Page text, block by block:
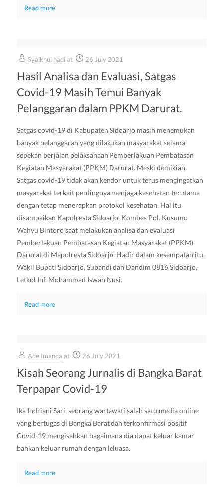
Read more
Syaikhul hadi at 26 July 2021
Hasil Analisa dan Evaluasi, Satgas
Covid-19 Masih Temui Banyak
Pelanggaran dalam PPKM Darurat.
Satgas covid-19 di Kabupaten Sidoarjo masih menemukan
banyak pelanggaran yang dilakukan masyarakat selama
sepekan berjalan pelaksanaan Pemberlakuan Pembatasan
Kegiatan Masyarakat (PPKM) Darurat. Meski demikian,
Satgas covid-19 tidak akan kendor untuk terus mengingatkan
masyarakat terkait pentingnya menjaga kesehatan terutama
dengan tetap menerapkan protokol kesehatan. Hal itu
disampaikan Kapolresta Sidoarjo, Kombes Pol. Kusumo
Wahyu Bintoro saat melakukan analisa dan evaluasi
Pemberlakuan Pembatasan Kegiatan Masyarakat (PPKM)
Darurat di Mapolresta Sidoarjo. Hadir dalam kesempatan itu,
Wakil Bupati Sidoarjo, Subandi dan Dandim 0816 Sidoarjo,
Letkol Inf. Mohammad Iswan Nusi.
Read more
Ade Imanda at 26 July 2021
Kisah Seorang Jurnalis di Bangka Barat
Terpapar Covid-19
Ika Indriani Sari, seorang wartawati salah satu media online
yang bertugas di Bangka Barat dan terkonfirmasi positif
Covid-19 mengisahkan bagaimana dia dapat keluar kamar
bahkan keluar rumah dengan leluasa.
Read more